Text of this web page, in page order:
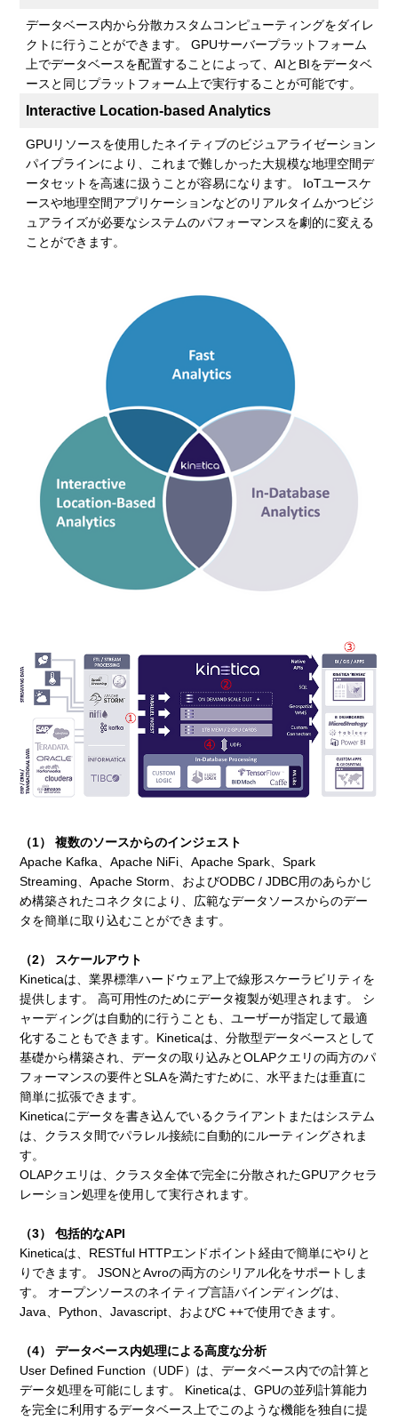
データベース内から分散カスタムコンピューティングをダイレ
クトに行うことができます。 GPUサーバープラットフォーム
上でデータベースを配置することによって、AIとBIをデータベ
ースと同じプラットフォーム上で実行することが可能です。
Interactive Location-based Analytics
GPUリソースを使用したネイティブのビジュアライゼーション
パイプラインにより、これまで難しかった大規模な地理空間デ
ータセットを高速に扱うことが容易になります。 IoTユースケ
ースや地理空間アプリケーションなどのリアルタイムかつビジ
ュアライズが必要なシステムのパフォーマンスを劇的に変える
ことができます。
（1） 複数のソースからのインジェスト
Apache Kafka、Apache NiFi、Apache Spark、Spark
Streaming、Apache Storm、およびODBC / JDBC用のあらかじ
め構築されたコネクタにより、広範なデータソースからのデー
タを簡単に取り込むことができます。
（2） スケールアウト
Kineticaは、業界標準ハードウェア上で線形スケーラビリティを
提供します。 高可用性のためにデータ複製が処理されます。 シ
ャーディングは自動的に行うことも、ユーザーが指定して最適
化することもできます。Kineticaは、分散型データベースとして
基礎から構築され、データの取り込みとOLAPクエリの両方のパ
フォーマンスの要件とSLAを満たすために、水平または垂直に
簡単に拡張できます。
Kineticaにデータを書き込んでいるクライアントまたはシステム
は、クラスタ間でパラレル接続に自動的にルーティングされま
す。
OLAPクエリは、クラスタ全体で完全に分散されたGPUアクセラ
レーション処理を使用して実行されます。
（3） 包括的なAPI
Kineticaは、RESTful HTTPエンドポイント経由で簡単にやりと
りできます。 JSONとAvroの両方のシリアル化をサポートしま
す。 オープンソースのネイティブ言語バインディングは、
Java、Python、Javascript、およびC ++で使用できます。
（4） データベース内処理による高度な分析
User Defined Function（UDF）は、データベース内での計算と
データ処理を可能にします。 Kineticaは、GPUの並列計算能力
を完全に利用するデータベース上でこのような機能を独自に提